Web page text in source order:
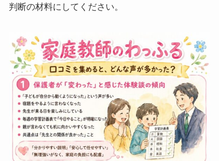
判断の材料にしてください。